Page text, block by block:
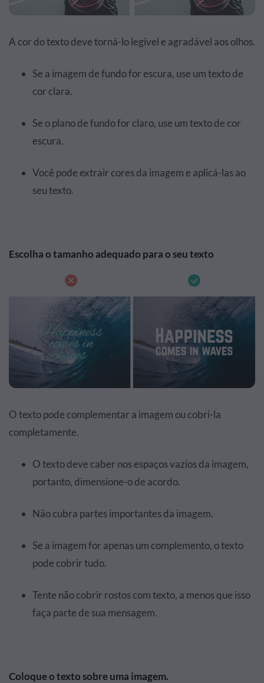
A cor do texto deve torná-lo legível e agradável aos olhos.
Se a imagem de fundo for escura, use um texto de
cor clara.
Se o plano de fundo for claro, use um texto de cor
escura.
Você pode extrair cores da imagem e aplicá-las ao
seu texto.
Escolha o tamanho adequado para o seu texto
O texto pode complementar a imagem ou cobri-la
completamente.
O texto deve caber nos espaços vazios da imagem,
portanto, dimensione-o de acordo.
Não cubra partes importantes da imagem.
Se a imagem for apenas um complemento, o texto
pode cobrir tudo.
Tente não cobrir rostos com texto, a menos que isso
faça parte de sua mensagem.
Coloque o texto sobre uma imagem.